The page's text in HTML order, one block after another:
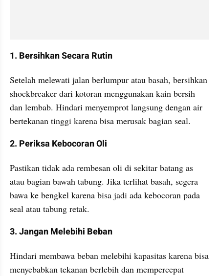
1. Bersihkan Secara Rutin
Setelah melewati jalan berlumpur atau basah, bersihkan
shockbreaker dari kotoran menggunakan kain bersih
dan lembab. Hindari menyemprot langsung dengan air
bertekanan tinggi karena bisa merusak bagian seal.
2. Periksa Kebocoran Oli
Pastikan tidak ada rembesan oli di sekitar batang as
atau bagian bawah tabung. Jika terlihat basah, segera
bawa ke bengkel karena bisa jadi ada kebocoran pada
seal atau tabung retak.
3. Jangan Melebihi Beban
Hindari membawa beban melebihi kapasitas karena bisa
menyebabkan tekanan berlebih dan mempercepat